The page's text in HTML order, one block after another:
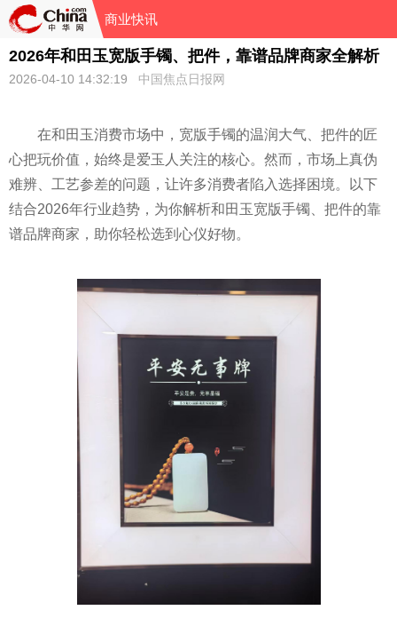
商业快讯
2026年和田玉宽版手镯、把件，靠谱品牌商家全解析
2026-04-10 14:32:19 中国焦点日报网
在和田玉消费市场中，宽版手镯的温润大气、把件的匠
心把玩价值，始终是爱玉人关注的核心。然而，市场上真伪
难辨、工艺参差的问题，让许多消费者陷入选择困境。以下
结合2026年行业趋势，为你解析和田玉宽版手镯、把件的靠
谱品牌商家，助你轻松选到心仪好物。